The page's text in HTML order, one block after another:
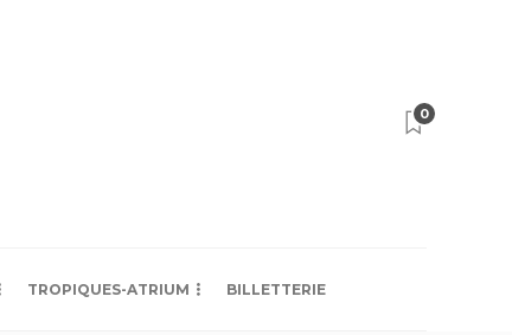
0
TROPIQUES-ATRIUM BILLETTERIE